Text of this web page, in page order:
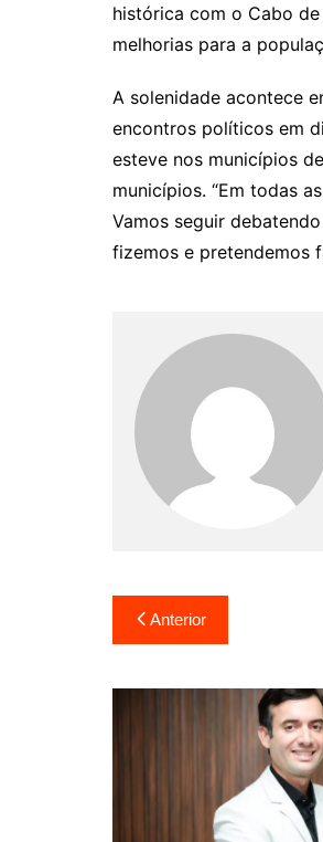
histórica com o Cabo
melhorias para a
A solenidade acontece
encontros políticos em
esteve nos municípios
municípios. “Em todas
Vamos seguir
fizemos e pretendemos
Anterior